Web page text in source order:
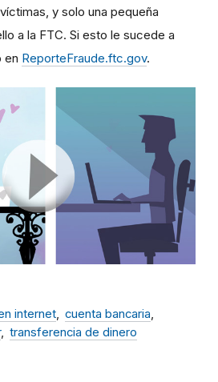
y solo una pequeña
a la FTC. Si esto le sucede a
en ReporteFraude.ftc.gov.
internet
cuenta bancaria
transferencia de dinero